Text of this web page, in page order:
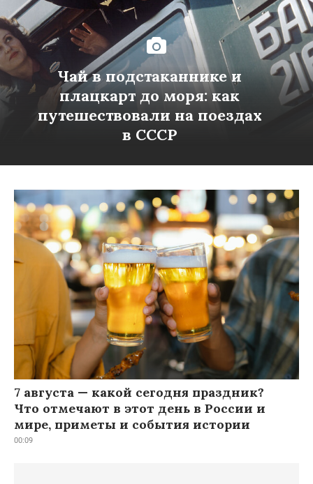
Чай в подстаканнике и
плацкарт до моря: как
путешествовали на поездах
в СССР
7 августа — какой сегодня праздник?
Что отмечают в этот день в России и
мире, приметы и события истории
00:09